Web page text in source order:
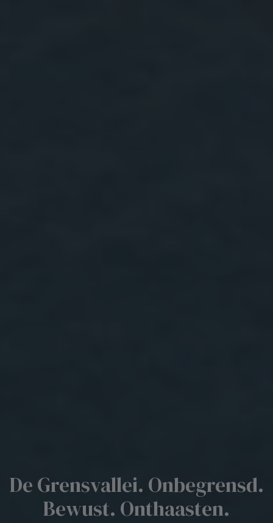
De Grensvallei. Onbegrensd.
Bewust. Onthaasten.